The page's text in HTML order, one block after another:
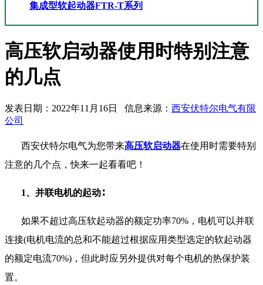
集成型软起动器FTR-T系列
高压软启动器使用时特别注意
的几点
发表日期：2022年11月16日 信息来源： 西安伏特尔电气有限
公司
西安伏特尔电气为您带来高压软启动器在使用时需要特别
注意的几个点，快来一起看看吧！
1、并联电机的起动∶
如果不超过高压软起动器的额定功率70% ，电机可以并联
连接(电机电流的总和不能超过根据应用类型选定的软起动器
的额定电流70%) ，但此时应另外提供对每个电机的热保护装
置。